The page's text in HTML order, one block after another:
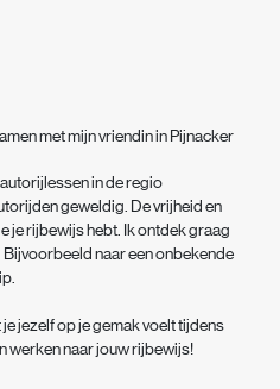
met mijn vriendin in Pijnacker
in de regio
geweldig. De vrijheid en
je rijbewijs hebt. Ik ontdek graag
naar een onbekende
jezelf op je gemak voelt tijdens
werken naar jouw rijbewijs!